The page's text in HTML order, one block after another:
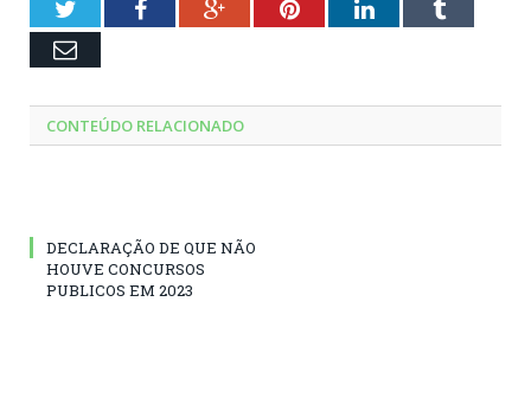
TwitterFacebookGoogle+PinterestLinkedInTumblr
Email
CONTEÚDO RELACIONADO
DECLARAÇÃO DE QUE NÃO
HOUVE CONCURSOS
PUBLICOS EM 2023